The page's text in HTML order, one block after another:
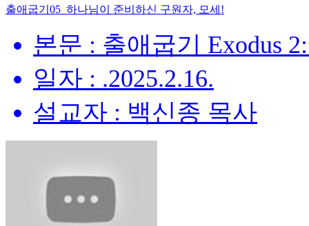
출애굽기05_하나님이 준비하신 구원자, 모세!
본문 : 출애굽기 Exodus
일자 : .2025.2.16.
설교자 : 백신종 목사